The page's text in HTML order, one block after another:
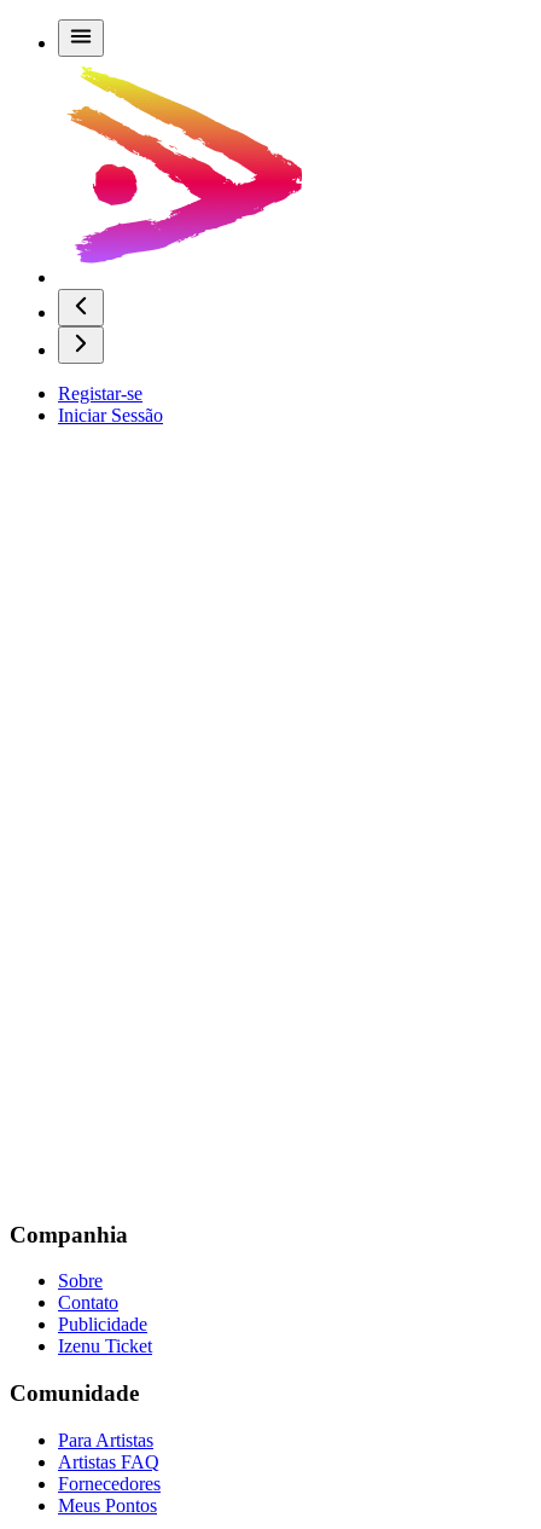
Registar-se
Iniciar Sessão
Companhia
Sobre
Contato
Publicidade
Izenu Ticket
Comunidade
Para Artistas
Artistas FAQ
Fornecedores
Meus Pontos